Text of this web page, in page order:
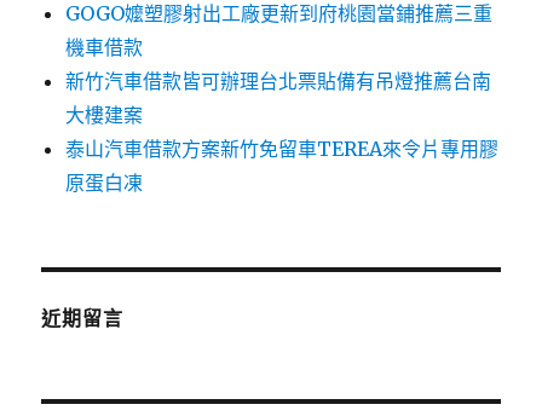
GOGO嬤塑膠射出工廠更新到府桃園當鋪推薦三重
機車借款
新竹汽車借款皆可辦理台北票貼備有吊燈推薦台南
大樓建案
泰山汽車借款方案新竹免留車TEREA來令片專用膠
原蛋白凍
近期留言